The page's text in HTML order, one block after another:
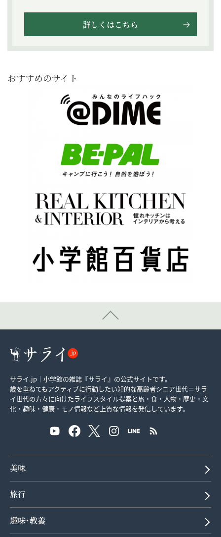
詳しくはこちら
おすすめのサイト
サライ.jp｜小学館の雑誌『サライ』の公式サイトです。
歳を重ねてもアクティブに行動したい知的な高齢者シニア世代＝サラ
イ世代の方々に向けたライフスタイル提案と旅・食・人物・歴史・文
化・趣味・健康・モノ情報など上質な情報を発信しています。
美味
旅行
趣味･教養